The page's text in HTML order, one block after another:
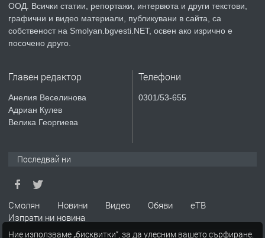
преди 2 години
ПРЕДЛАГА КЪЩА В МАРОНЯ
ТЪРСИ
ООД. Всички статии, репортажи, интервюта и други текстови,
графични и видео материали, публикувани в сайта, са
собственост на Smolyan.bgvesti.NET, освен ако изрично е
посочено друго.
Главен редактор
Анелия Веселинова
Адриан Кулев
Велика Георгиева
Телефони
0301/53-655
Последвай ни
Смолян Новини Видео Обяви
еТВ
Изпрати ни новина
Ние използваме „бисквитки“, за да улесним вашето сърфиране.